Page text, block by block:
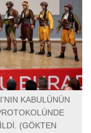
KABULÜNÜN
(GÖKTEN